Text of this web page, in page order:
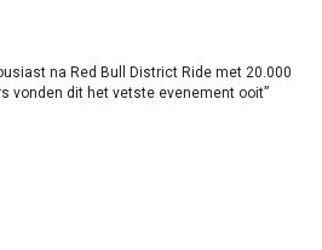
na Red Bull District Ride met 20.000
vonden dit het vetste evenement ooit”